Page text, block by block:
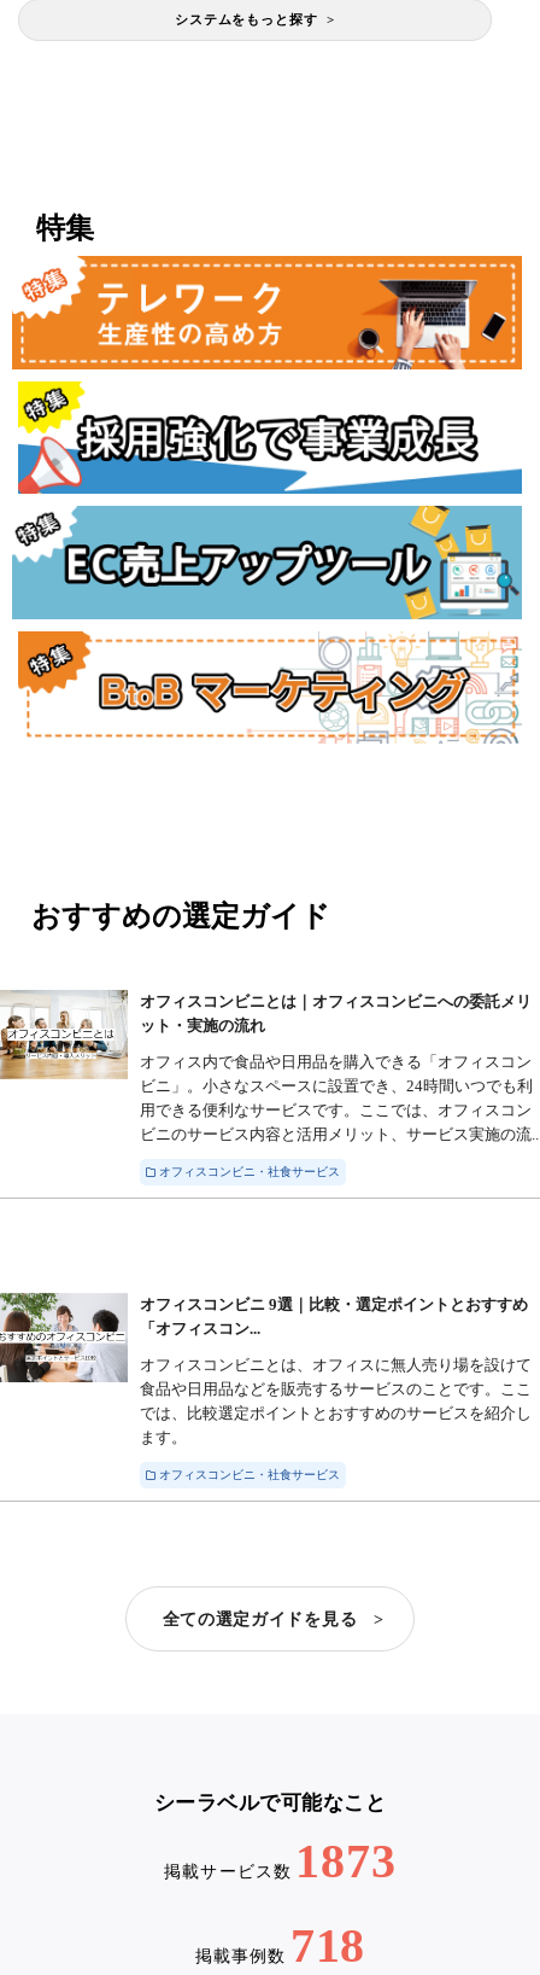
システムをもっと探す >
特集
おすすめの選定ガイド
オフィスコンビニとは｜オフィスコンビニへの委託メリ
ット・実施の流れ
オフィス内で食品や日用品を購入できる「オフィスコン
ビニ」。小さなスペースに設置でき、24時間いつでも利
用できる便利なサービスです。ここでは、オフィスコン
ビニのサービス内容と活用メリット、サービス実施の流
オフィスコンビニ・社食サービス
オフィスコンビニ 9選｜比較・選定ポイントとおすすめ
「オフィスコン...
オフィスコンビニとは、オフィスに無人売り場を設けて
食品や日用品などを販売するサービスのことです。ここ
では、比較選定ポイントとおすすめのサービスを紹介し
ます。
オフィスコンビニ・社食サービス
全ての選定ガイドを見る >
シーラベルで可能なこと
掲載サービス数 1873
掲載事例数 718